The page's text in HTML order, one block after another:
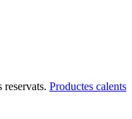
Productes calents